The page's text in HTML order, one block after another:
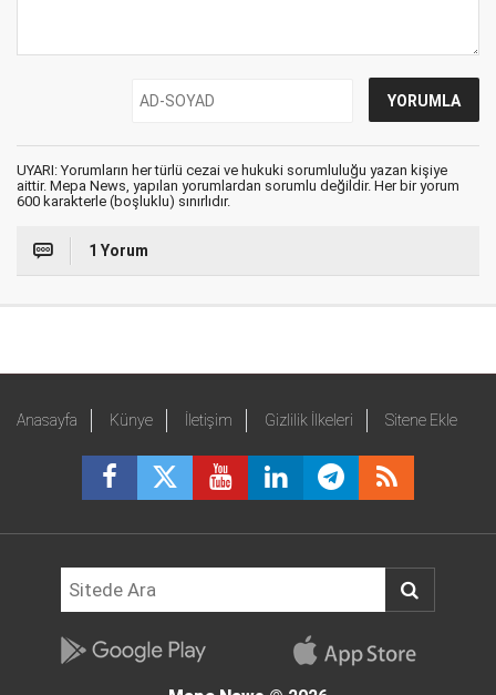
UYARI: Yorumların her türlü cezai ve hukuki sorumluluğu yazan kişiye
aittir. Mepa News, yapılan yorumlardan sorumlu değildir. Her bir yorum
600 karakterle (boşluklu) sınırlıdır.
1 Yorum
Anasayfa Künye İletişim Gizlilik İlkeleri Sitene Ekle